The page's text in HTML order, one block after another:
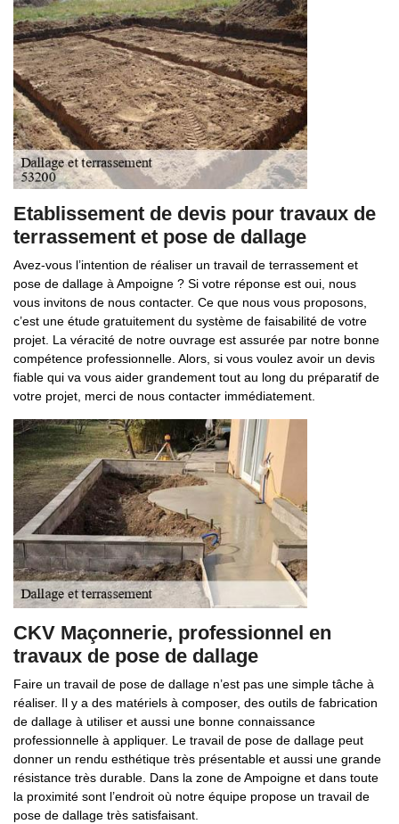
Etablissement de devis pour travaux de
terrassement et pose de dallage
Avez-vous l’intention de réaliser un travail de terrassement et
pose de dallage à Ampoigne ? Si votre réponse est oui, nous
vous invitons de nous contacter. Ce que nous vous proposons,
c’est une étude gratuitement du système de faisabilité de votre
projet. La véracité de notre ouvrage est assurée par notre bonne
compétence professionnelle. Alors, si vous voulez avoir un devis
fiable qui va vous aider grandement tout au long du préparatif de
votre projet, merci de nous contacter immédiatement.
CKV Maçonnerie, professionnel en
travaux de pose de dallage
Faire un travail de pose de dallage n’est pas une simple tâche à
réaliser. Il y a des matériels à composer, des outils de fabrication
de dallage à utiliser et aussi une bonne connaissance
professionnelle à appliquer. Le travail de pose de dallage peut
donner un rendu esthétique très présentable et aussi une grande
résistance très durable. Dans la zone de Ampoigne et dans toute
la proximité sont l’endroit où notre équipe propose un travail de
pose de dallage très satisfaisant.